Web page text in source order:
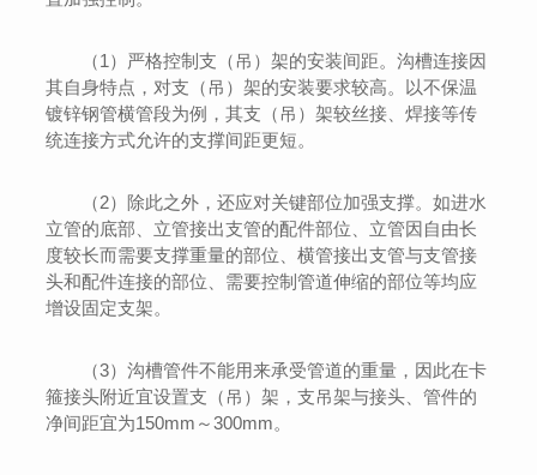
（1）严格控制支（吊）架的安装间距。沟槽连接因
其自身特点，对支（吊）架的安装要求较高。以不保温
镀锌钢管横管段为例，其支（吊）架较丝接、焊接等传
统连接方式允许的支撑间距更短。
（2）除此之外，还应对关键部位加强支撑。如进水
立管的底部、立管接出支管的配件部位、立管因自由长
度较长而需要支撑重量的部位、横管接出支管与支管接
头和配件连接的部位、需要控制管道伸缩的部位等均应
增设固定支架。
（3）沟槽管件不能用来承受管道的重量，因此在卡
箍接头附近宜设置支（吊）架，支吊架与接头、管件的
净间距宜为150mm～300mm。